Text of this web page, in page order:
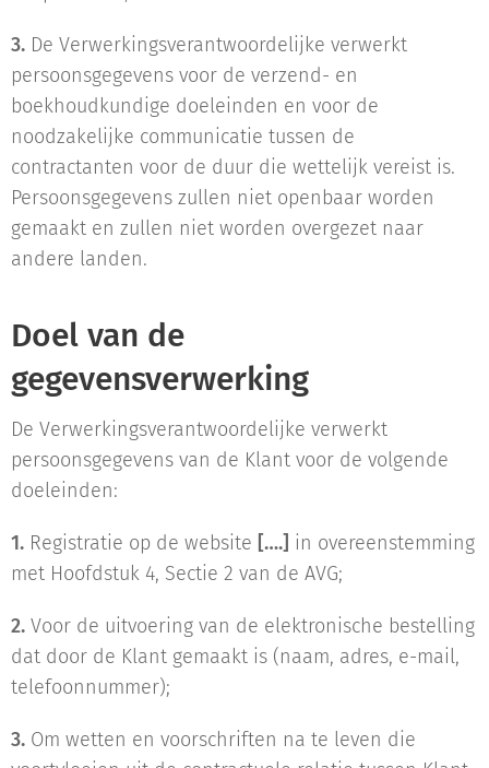
3. De Verwerkingsverantwoordelijke verwerkt
persoonsgegevens voor de verzend- en
boekhoudkundige doeleinden en voor de
noodzakelijke communicatie tussen de
contractanten voor de duur die wettelijk vereist is.
Persoonsgegevens zullen niet openbaar worden
gemaakt en zullen niet worden overgezet naar
andere landen.
Doel van de
gegevensverwerking
De Verwerkingsverantwoordelijke verwerkt
persoonsgegevens van de Klant voor de volgende
doeleinden:
1. Registratie op de website [….] in overeenstemming
met Hoofdstuk 4, Sectie 2 van de AVG;
2. Voor de uitvoering van de elektronische bestelling
dat door de Klant gemaakt is (naam, adres, e-mail,
telefoonnummer);
3. Om wetten en voorschriften na te leven die